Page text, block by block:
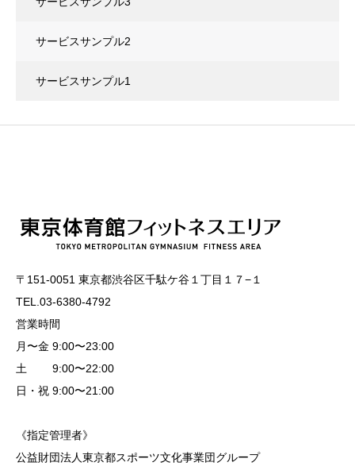
サービスサンプル2
サービスサンプル1
〒151-0051 東京都渋谷区千駄ケ谷１丁目１７−１
TEL.03-6380-4792
営業時間
月〜金 9:00〜23:00
土 9:00〜22:00
日・祝 9:00〜21:00
《指定管理者》
公益財団法人東京都スポーツ文化事業団グループ